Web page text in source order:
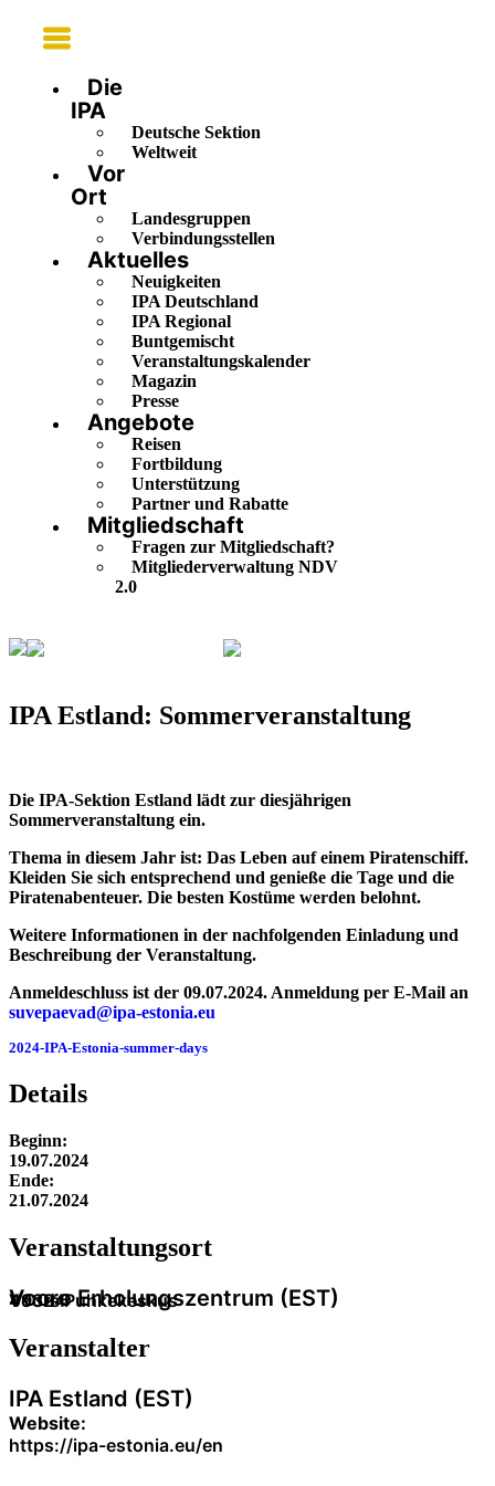
Main
Menu
Die
IPA
Deutsche Sektion
Weltweit
Vor
Ort
Landesgruppen
Verbindungsstellen
Aktuelles
Neuigkeiten
IPA Deutschland
IPA Regional
Buntgemischt
Veranstaltungskalender
Magazin
Presse
Angebote
Reisen
Fortbildung
Unterstützung
Partner und Rabatte
Mitgliedschaft
Fragen zur Mitgliedschaft?
Mitgliederverwaltung NDV
2.0
IPA Estland: Sommerveranstaltung
Die IPA-Sektion Estland lädt zur diesjährigen
Sommerveranstaltung ein.
Thema in diesem Jahr ist: Das Leben auf einem Piratenschiff.
Kleiden Sie sich entsprechend und genieße die Tage und die
Piratenabenteuer. Die besten Kostüme werden belohnt.
Weitere Informationen in der nachfolgenden Einladung und
Beschreibung der Veranstaltung.
Anmeldeschluss ist der 09.07.2024. Anmeldung per E-Mail an
suvepaevad@ipa-estonia.eu
2024-IPA-Estonia-summer-days
Details
Beginn:
19.07.2024
Ende:
21.07.2024
Veranstaltung­sort
Voore Erholungszentrum (EST)
49324
Voore Puhkekeskus
Veranstalter
IPA Estland (EST)
Website:
https://ipa-estonia.eu/en